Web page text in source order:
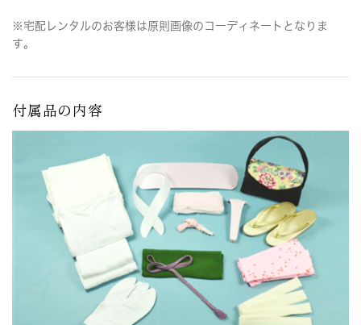
※宅配レンタルのお客様は原則画像のコーディネートとなりま
す。
付属品の内容